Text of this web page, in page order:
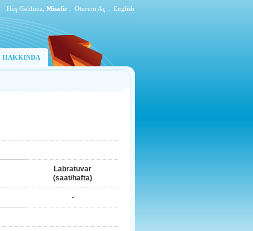
Hoş Geldiniz, Misafir Oturum Aç English
HAKKINDA
Labratuvar
(saat/hafta)
-